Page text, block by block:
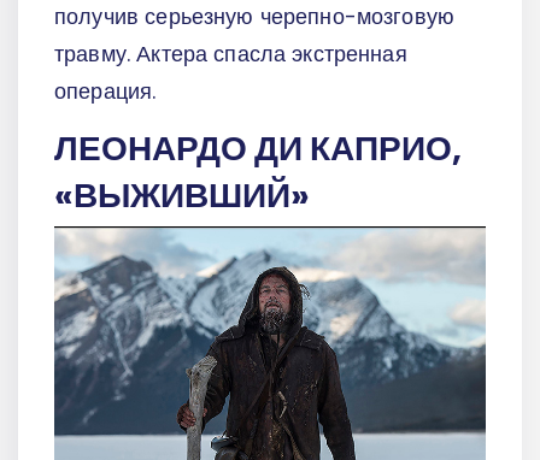
получив серьезную черепно-мозговую
травму. Актера спасла экстренная
операция.
ЛЕОНАРДО ДИ КАПРИО,
«ВЫЖИВШИЙ»